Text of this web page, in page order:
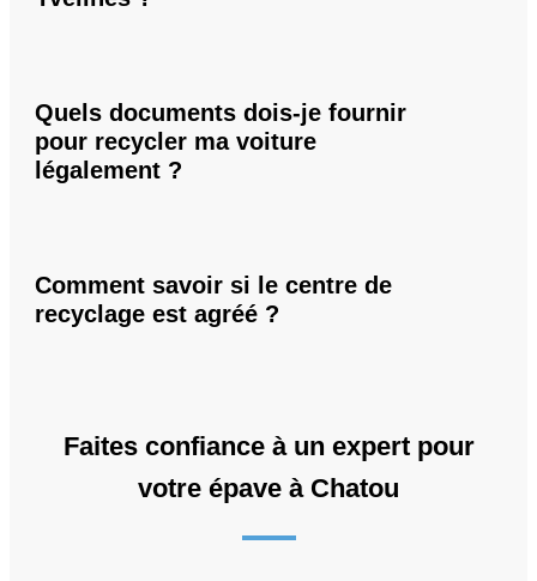
Quels documents dois-je fournir
pour recycler ma voiture
légalement ?
Comment savoir si le centre de
recyclage est agréé ?
Faites confiance à un expert pour
votre épave à Chatou